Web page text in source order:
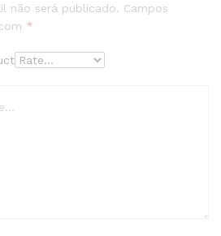
não será publicado. Campos
*